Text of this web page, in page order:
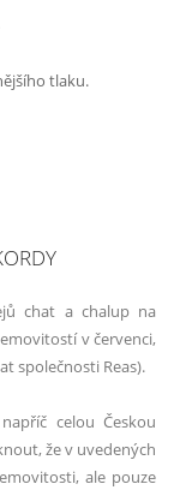
tlaku.
chat a chalup na
v červenci,
společnosti Reas).
celou Českou
že v uvedených
ale pouze